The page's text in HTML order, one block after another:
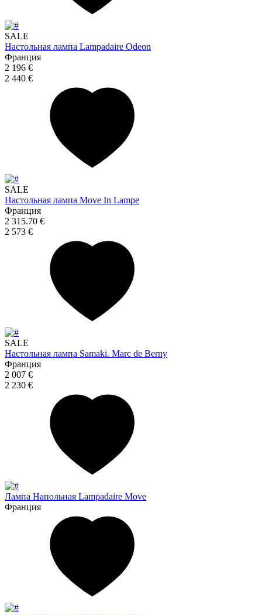
SALE
Настольная лампа Lampadaire Odeon
Франция
2 196 €
2 440 €
SALE
Настольная лампа Move In Lampe
Франция
2 315.70 €
2 573 €
SALE
Настольная лампа Samaki. Marc de Berny
Франция
2 007 €
2 230 €
Лампа Напольная Lampadaire Move
Франция